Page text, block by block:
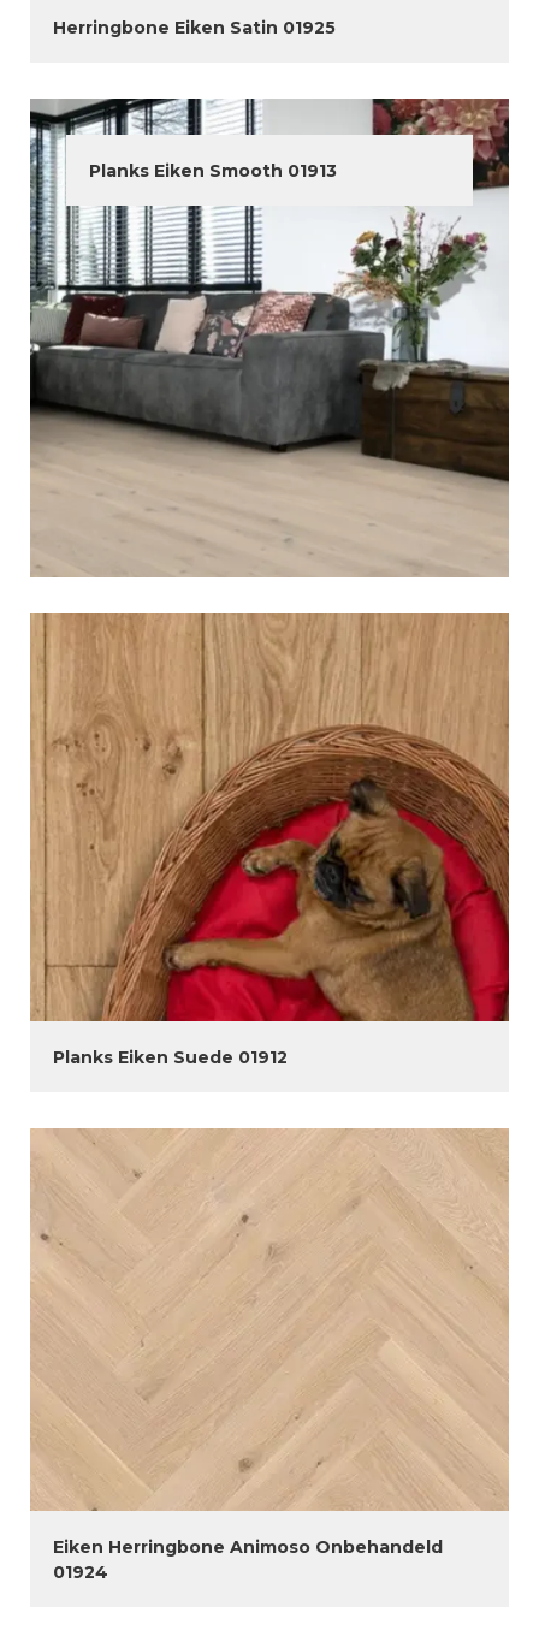
Herringbone Eiken Satin 01925
Planks Eiken Smooth 01913
Planks Eiken Suede 01912
Eiken Herringbone Animoso Onbehandeld
01924